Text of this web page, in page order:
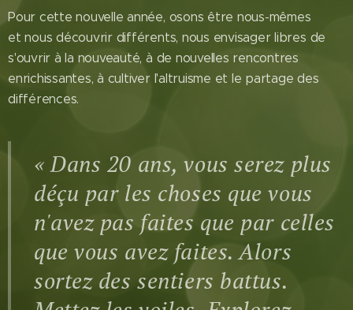
Pour cette nouvelle année, osons être nous-mêmes
et nous découvrir différents, nous envisager libres de
s'ouvrir à la nouveauté, à de nouvelles rencontres
enrichissantes, à cultiver l'altruisme et le partage des
différences.
« Dans 20 ans, vous serez plus
déçu par les choses que vous
n'avez pas faites que par celles
que vous avez faites. Alors
sortez des sentiers battus.